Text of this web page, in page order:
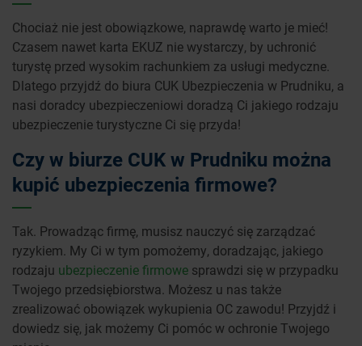
Chociaż nie jest obowiązkowe, naprawdę warto je mieć!
Czasem nawet karta EKUZ nie wystarczy, by uchronić
turystę przed wysokim rachunkiem za usługi medyczne.
Dlatego przyjdź do biura CUK Ubezpieczenia w Prudniku, a
nasi doradcy ubezpieczeniowi doradzą Ci jakiego rodzaju
ubezpieczenie turystyczne Ci się przyda!
Czy w biurze CUK w Prudniku można
kupić ubezpieczenia firmowe?
Tak. Prowadząc firmę, musisz nauczyć się zarządzać
ryzykiem. My Ci w tym pomożemy, doradzając, jakiego
rodzaju ubezpieczenie firmowe sprawdzi się w przypadku
Twojego przedsiębiorstwa. Możesz u nas także
zrealizować obowiązek wykupienia OC zawodu! Przyjdź i
dowiedz się, jak możemy Ci pomóc w ochronie Twojego